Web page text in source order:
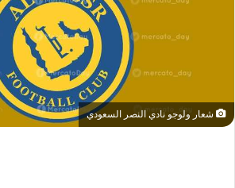
شعار ولوجو نادي النصر السعودي